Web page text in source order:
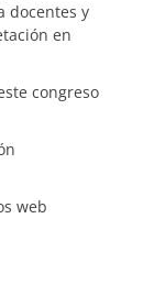
docentes y
en
congreso
web